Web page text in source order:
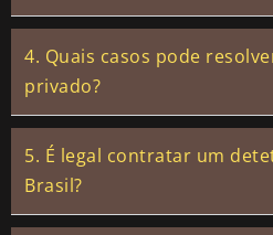
4. Quais casos pode
privado?
5. É legal contratar um
Brasil?